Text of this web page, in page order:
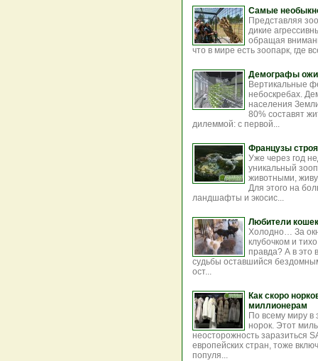
Самые
Представляя
дикие
обращая
что в мире есть зоопарк, где
Демографы
Вертикальные
небоскребах.
населения
80% составят
дилеммой: с первой...
Французы
Уже через год
уникальный
животными,
Для этого на
ландшафты и экосис...
Любители
Холодно… За
клубочком и
правда? А в это
судьбы оставшийся
ост...
Как скоро
миллионерам
По всему миру в
норок. Этот
неосторожность заразиться
европейских стран, тоже
популя...